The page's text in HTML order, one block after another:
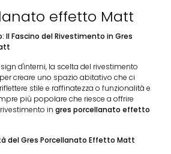
effetto Matt
Il Fascino del Rivestimento in Gres
d'interni, la scelta del rivestimento
creare uno spazio abitativo che ci
stile e raffinatezza o funzionalità e
più popolare che riesce a offrire
ingres porcellanato effetto
del Gres Porcellanato Effetto Matt